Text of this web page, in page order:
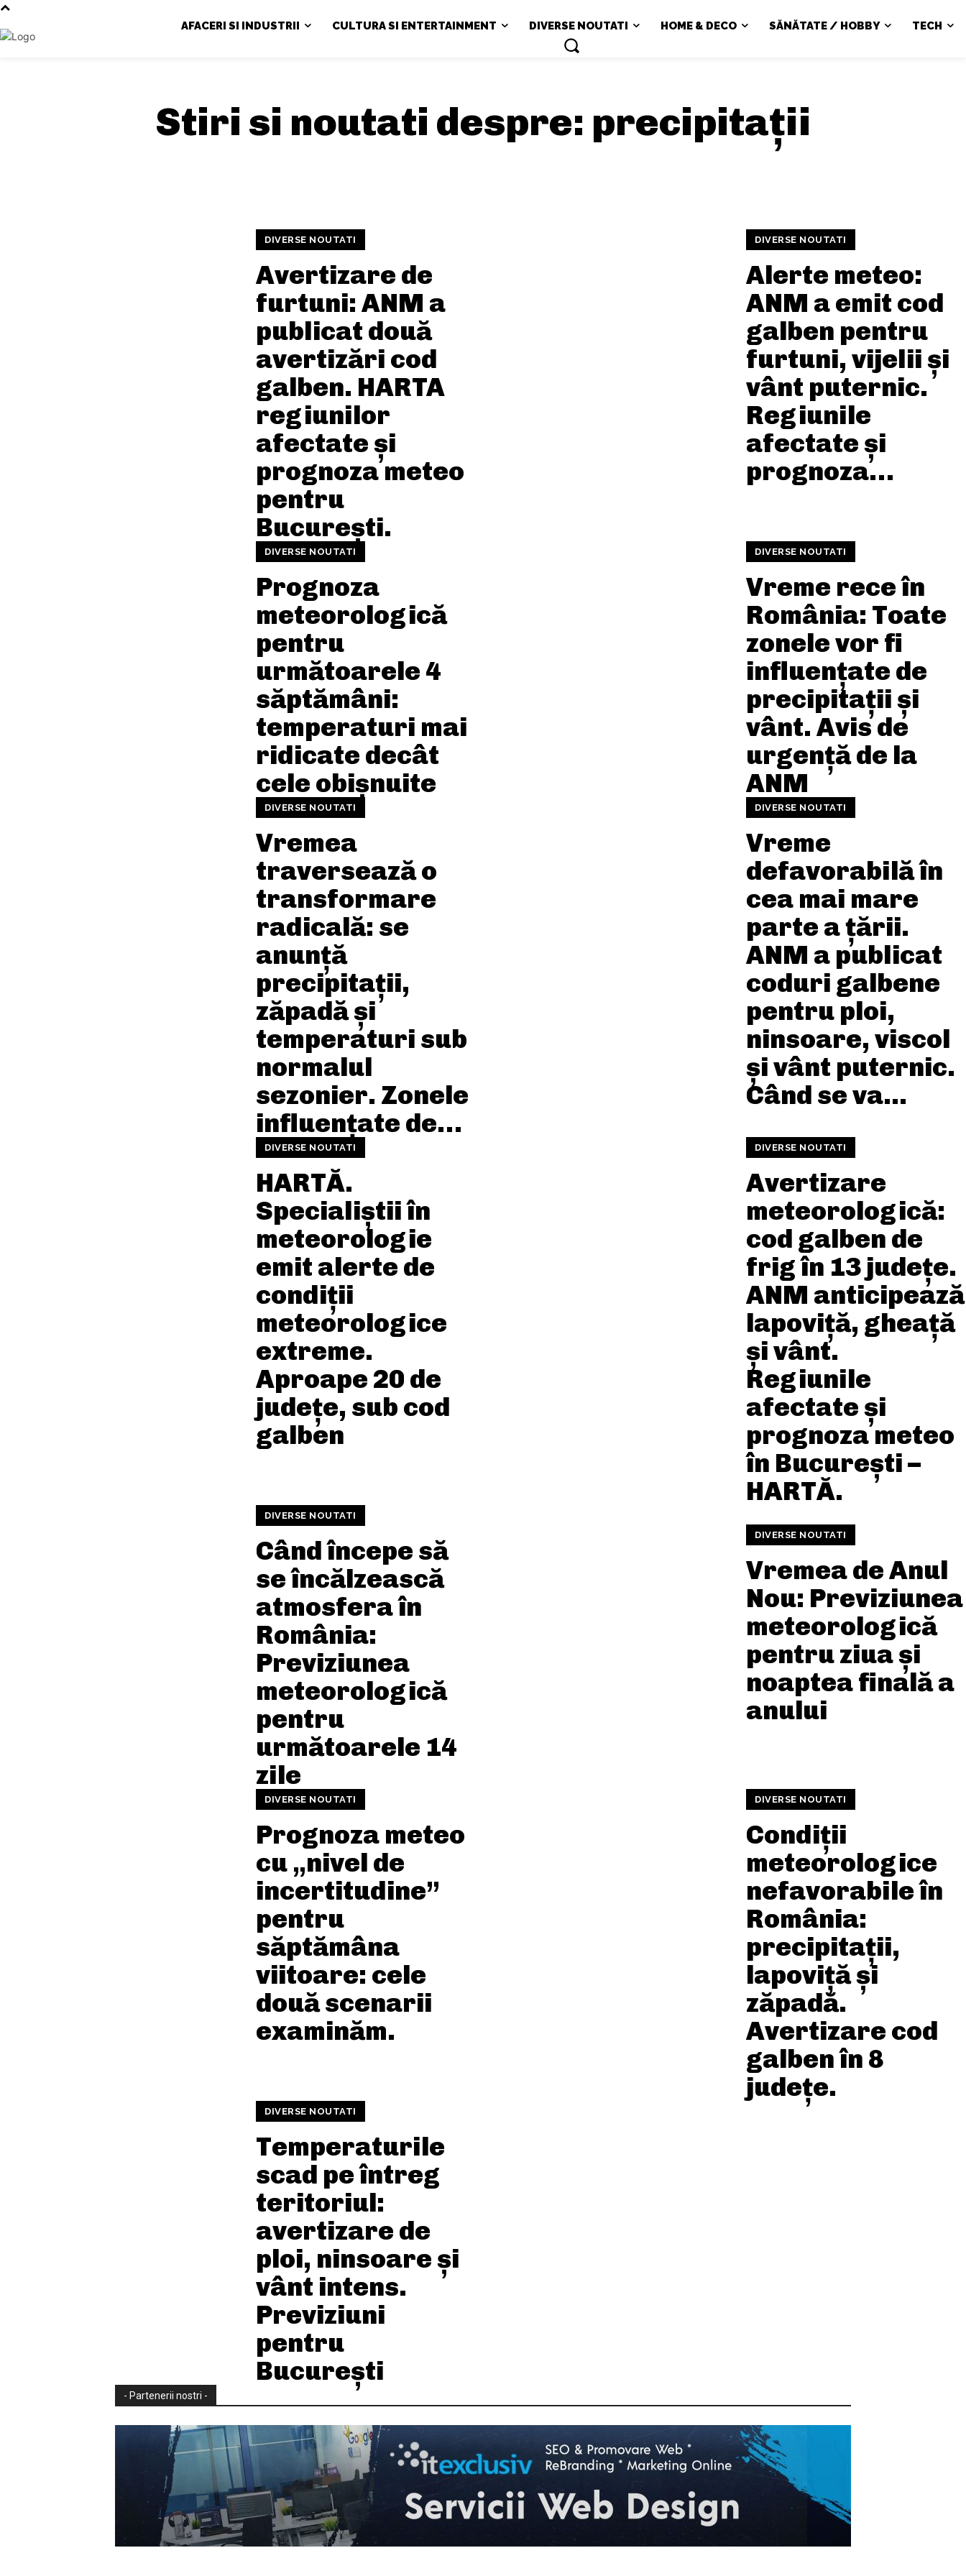
AFACERI SI INDUSTRII CULTURA SI ENTERTAINMENT DIVERSE NOUTATI HOME & DECO SĂNĂTATE / HOBBY TECH
Stiri si noutati despre: precipitații
DIVERSE NOUTATI
Avertizare de
furtuni: ANM a
publicat două
avertizări cod
galben. HARTA
regiunilor
afectate și
prognoza meteo
pentru
București.
DIVERSE NOUTATI
Alerte meteo:
ANM a emit cod
galben pentru
furtuni, vijelii și
vânt puternic.
Regiunile
afectate și
prognoza…
DIVERSE NOUTATI
Prognoza
meteorologică
pentru
următoarele 4
săptămâni:
temperaturi mai
ridicate decât
cele obișnuite
DIVERSE NOUTATI
Vreme rece în
România: Toate
zonele vor fi
influențate de
precipitații și
vânt. Avis de
urgență de la
ANM
DIVERSE NOUTATI
Vremea
traversează o
transformare
radicală: se
anunță
precipitații,
zăpadă și
temperaturi sub
normalul
sezonier. Zonele
influențate de…
DIVERSE NOUTATI
Vreme
defavorabilă în
cea mai mare
parte a țării.
ANM a publicat
coduri galbene
pentru ploi,
ninsoare, viscol
și vânt puternic.
Când se va...
DIVERSE NOUTATI
HARTĂ.
Specialiștii în
meteorologie
emit alerte de
condiții
meteorologice
extreme.
Aproape 20 de
județe, sub cod
galben
DIVERSE NOUTATI
Avertizare
meteorologică:
cod galben de
frig în 13 județe.
ANM anticipează
lapoviță, gheață
și vânt.
Regiunile
afectate și
prognoza meteo
în București –
HARTĂ.
DIVERSE NOUTATI
Când începe să
se încălzească
atmosfera în
România:
Previziunea
meteorologică
pentru
următoarele 14
zile
DIVERSE NOUTATI
Vremea de Anul
Nou: Previziunea
meteorologică
pentru ziua și
noaptea finală a
anului
DIVERSE NOUTATI
Prognoza meteo
cu „nivel de
incertitudine”
pentru
săptămâna
viitoare: cele
două scenarii
examinăm.
DIVERSE NOUTATI
Condiții
meteorologice
nefavorabile în
România:
precipitații,
lapoviță și
zăpadă.
Avertizare cod
galben în 8
județe.
DIVERSE NOUTATI
Temperaturile
scad pe întreg
teritoriul:
avertizare de
ploi, ninsoare și
vânt intens.
Previziuni
pentru
București
- Partenerii nostri -